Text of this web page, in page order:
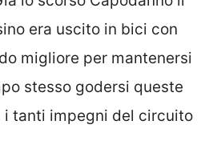
era uscito in bici con
migliore per mantenersi
stesso godersi queste
i tanti impegni del circuito